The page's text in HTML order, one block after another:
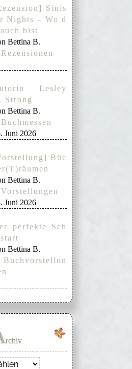
Sinis
Nights – Wo d
bist
Bettina B.
Rezensionen
Lesley
Strong
Bettina B.
Buchmessen
Juni 2026
Büc
Bettina B.
Vorstellungen
Juni 2026
perfekte Sch
Bettina B.
Buchvorstellun
rchiv